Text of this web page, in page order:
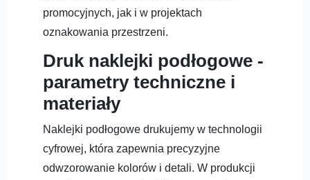
promocyjnych, jak i w projektach
oznakowania przestrzeni.
Druk naklejki podłogowe -
parametry techniczne i
materiały
Naklejki podłogowe drukujemy w technologii
cyfrowej, która zapewnia precyzyjne
odwzorowanie kolorów i detali. W produkcji